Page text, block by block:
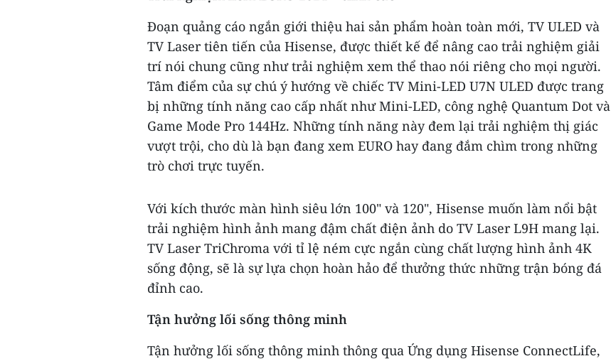
Đoạn quảng cáo ngắn giới thiệu hai sản phẩm hoàn toàn mới, TV ULED và
TV Laser tiên tiến của Hisense, được thiết kế để nâng cao trải nghiệm giải
trí nói chung cũng như trải nghiệm xem thể thao nói riêng cho mọi người.
Tâm điểm của sự chú ý hướng về chiếc TV Mini-LED U7N ULED được trang
bị những tính năng cao cấp nhất như Mini-LED, công nghệ Quantum Dot và
Game Mode Pro 144Hz. Những tính năng này đem lại trải nghiệm thị giác
vượt trội, cho dù là bạn đang xem EURO hay đang đắm chìm trong những
trò chơi trực tuyến.
Với kích thước màn hình siêu lớn 100" và 120", Hisense muốn làm nổi bật
trải nghiệm hình ảnh mang đậm chất điện ảnh do TV Laser L9H mang lại.
TV Laser TriChroma với tỉ lệ ném cực ngắn cùng chất lượng hình ảnh 4K
sống động, sẽ là sự lựa chọn hoàn hảo để thưởng thức những trận bóng đá
đỉnh cao.
Tận hưởng lối sống thông minh
Tận hưởng lối sống thông minh thông qua Ứng dụng Hisense ConnectLife,